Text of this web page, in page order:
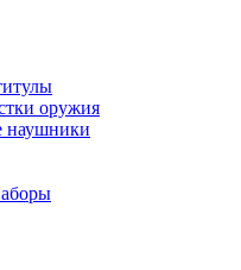
оружия
наушники